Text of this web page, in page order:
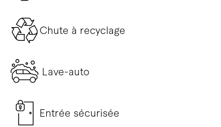
Chute à recyclage
Lave-auto
Entrée sécurisée